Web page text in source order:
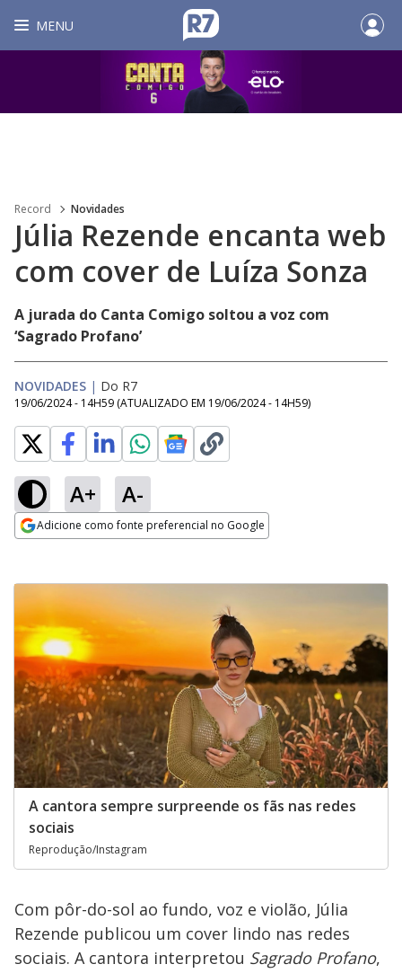
MENU
Record Novidades
Júlia Rezende encanta web
com cover de Luíza Sonza
A jurada do Canta Comigo soltou a voz com
‘Sagrado Profano’
NOVIDADES | Do R7
19/06/2024 - 14H59 (ATUALIZADO EM 19/06/2024 - 14H59)
A+ A-
Adicione como fonte preferencial no Google
A cantora sempre surpreende os fãs nas redes
sociais
Reprodução/Instagram
Com pôr-do-sol ao fundo, voz e violão, Júlia
Rezende publicou um cover lindo nas redes
sociais. A cantora interpretou Sagrado Profano,